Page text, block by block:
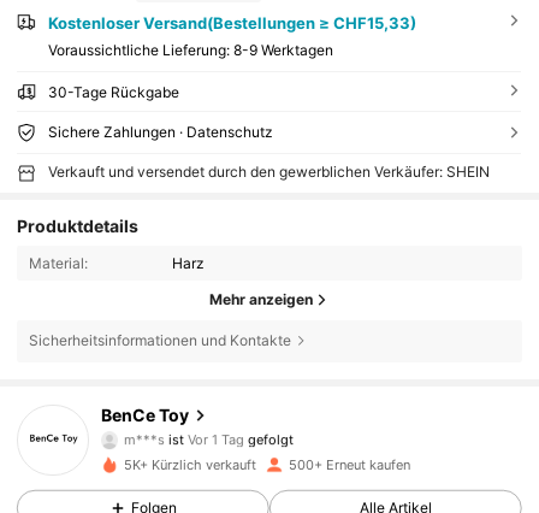
Kostenloser Versand(Bestellungen ≥ CHF15,33)
Voraussichtliche Lieferung: 8-9 Werktagen
30-Tage Rückgabe
Sichere Zahlungen · Datenschutz
Verkauft und versendet durch den gewerblichen Verkäufer: SHEIN
Produktdetails
Material: Harz
Mehr anzeigen
Sicherheitsinformationen und Kontakte
BenCe Toy
4,80
222 Follower
m***s ist Vor 1 Tag gefolgt
4,80
222 Follower
4,80
5K+ Kürzlich verkauft 500+ Erneut kaufen
Folgen Alle Artikel